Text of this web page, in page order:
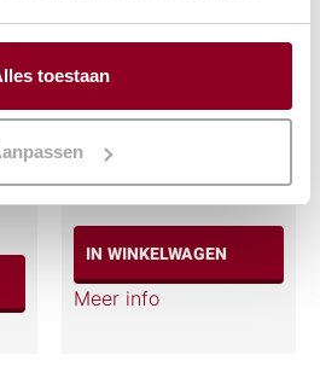
toestaan
Keukendoek
€ 1,46
(excl. btw)
IN WINKELWAGEN
Meer info